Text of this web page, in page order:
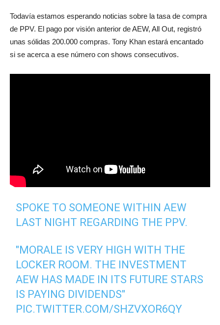
Todavía estamos esperando noticias sobre la tasa de compra
de PPV. El pago por visión anterior de AEW, All Out, registró
unas sólidas 200.000 compras. Tony Khan estará encantado
si se acerca a ese número con shows consecutivos.
SPOKE TO SOMEONE WITHIN AEW
LAST NIGHT REGARDING THE PPV.
"MORALE IS VERY HIGH WITH THE
LOCKER ROOM. THE INVESTMENT
AEW HAS MADE IN ITS FUTURE STARS
IS PAYING DIVIDENDS"
PIC.TWITTER.COM/SHZVXOR6QY